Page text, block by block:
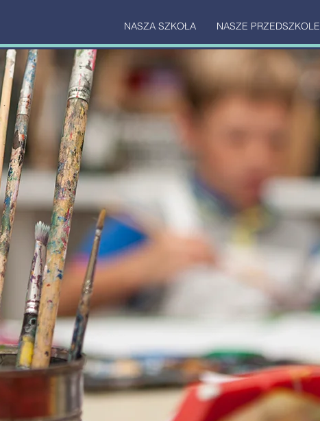
NASZA SZKOŁA NASZE PRZEDSZKOLE